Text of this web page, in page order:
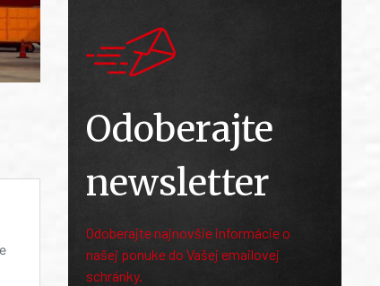
Odoberajte
newsletter
Odoberajte najnovšie informácie o
našej ponuke do Vašej emailovej
schránky.